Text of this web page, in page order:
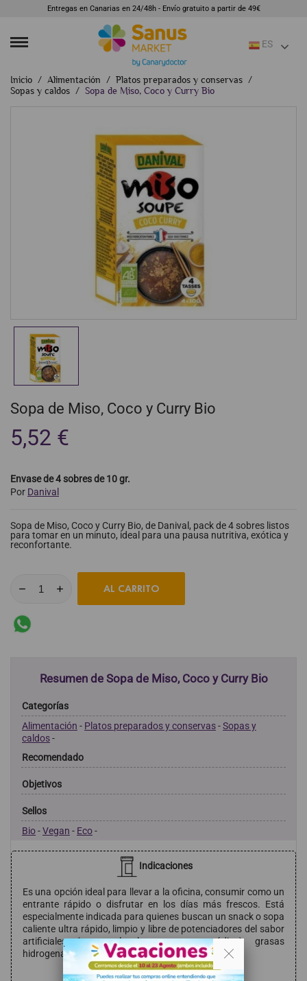
Entregas en Canarias en 24/48h - Envío gratuito a partir de 49€
ES
Inicio Alimentación
Platos preparados y conservas
Sopas y caldos
Sopa de Miso, Coco y Curry Bio
Sopa de Miso, Coco y Curry Bio
5,52 €
Envase de 4 sobres de 10 gr.
Por Danival
Sopa de Miso, Coco y Curry Bio, de Danival, pack de 4 sobres listos
para tomar en un minuto, ideal para una pausa nutritiva, exótica y
reconfortante.
AL CARRITO
Resumen de Sopa de Miso, Coco y Curry Bio
Categorías
Alimentación - Platos preparados y conservas-Sopas y
caldos-
Recomendado
Objetivos
Sellos
Bio-Vegan - Eco-
Indicaciones
Es una opción ideal para llevar a la oficina, consumir como un
entrante rápido o disfrutar en los días más frescos. Está
especialmente indicada para quienes buscan un snack o sopa
caliente ultra rápido, limpio y libre de potenciadores del sabor
artificiales (como el glutamato monosódico), grasas
hidrogenadas o conservantes químicos.
. .